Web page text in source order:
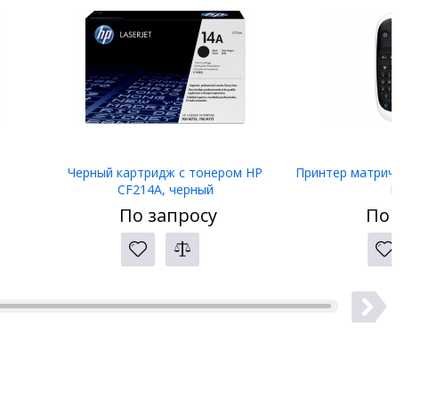
Черный картридж с тонером HP
CF214A, черный
По запросу
Принтер матричный
LW-400
По